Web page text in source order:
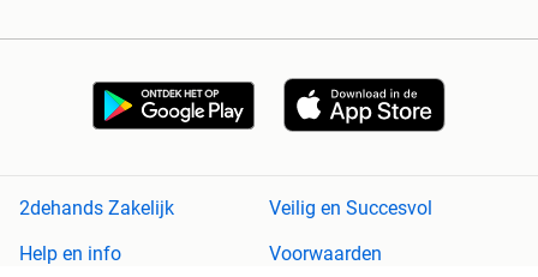
2dehands Zakelijk
Veilig en Succesvol
Help en info
Voorwaarden